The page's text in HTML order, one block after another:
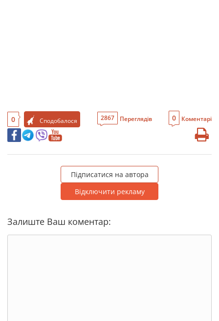
0 Сподобалося 2867 Переглядів 0 Коментарі
Підписатися на автора
Відключити рекламу
Залиште Ваш коментар: